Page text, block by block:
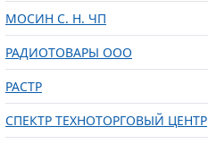
МОСИН С. Н. ЧП
РАДИОТОВАРЫ ООО
РАСТР
СПЕКТР ТЕХНОТОРГОВЫЙ ЦЕНТР